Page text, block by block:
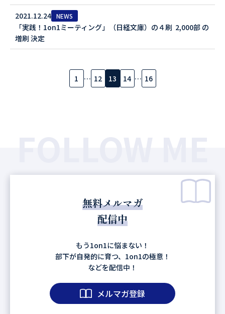
2021.12.24 NEWS
「実践！1on1ミーティング」（日経文庫）の４刷 2,000部 の
増刷 決定
1 … 12 13 14 … 16
無料メルマガ
配信中
もう1on1に悩まない！
部下が自発的に育つ、1on1の極意！
などを配信中！
メルマガ登録